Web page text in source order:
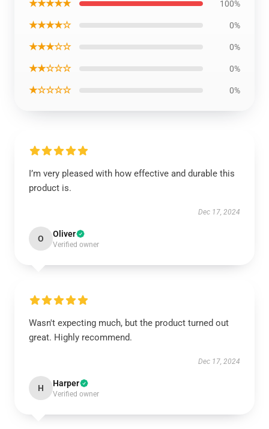
★★★★★ 100%
★★★★☆ 0%
★★★☆☆ 0%
★★☆☆☆ 0%
★☆☆☆☆ 0%
I’m very pleased with how effective and durable this
product is.
Dec 17, 2024
O Oliver
Verified owner
Wasn't expecting much, but the product turned out
great. Highly recommend.
Dec 17, 2024
H Harper
Verified owner